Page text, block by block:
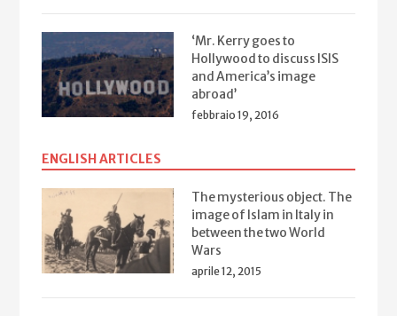
‘Mr. Kerry goes to
Hollywood to discuss ISIS
and America’s image
abroad’
febbraio 19, 2016
ENGLISH ARTICLES
The mysterious object. The
image of Islam in Italy in
between the two World
Wars
aprile 12, 2015